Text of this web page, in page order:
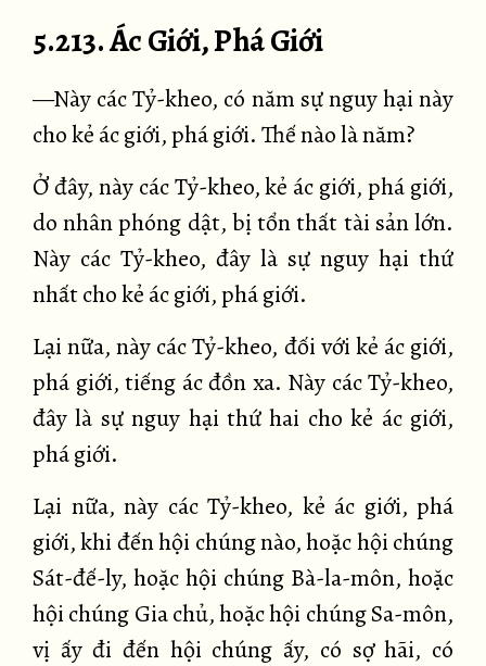
5.213. Ác Giới, Phá Giới
—Này các Tỷ-kheo, có năm sự nguy hại này
cho kẻ ác giới, phá giới. Thế nào là năm?
Ở đây, này các Tỷ-kheo, kẻ ác giới, phá giới,
do nhân phóng dật, bị tổn thất tài sản lớn.
Này các Tỷ-kheo, đây là sự nguy hại thứ
nhất cho kẻ ác giới, phá giới.
Lại nữa, này các Tỷ-kheo, đối với kẻ ác giới,
phá giới, tiếng ác đồn xa. Này các Tỷ-kheo,
đây là sự nguy hại thứ hai cho kẻ ác giới,
phá giới.
Lại nữa, này các Tỷ-kheo, kẻ ác giới, phá
giới, khi đến hội chúng nào, hoặc hội chúng
Sát-đế-ly, hoặc hội chúng Bà-la-môn, hoặc
hội chúng Gia chủ, hoặc hội chúng Sa-môn,
vị ấy đi đến hội chúng ấy, có sợ hãi, có